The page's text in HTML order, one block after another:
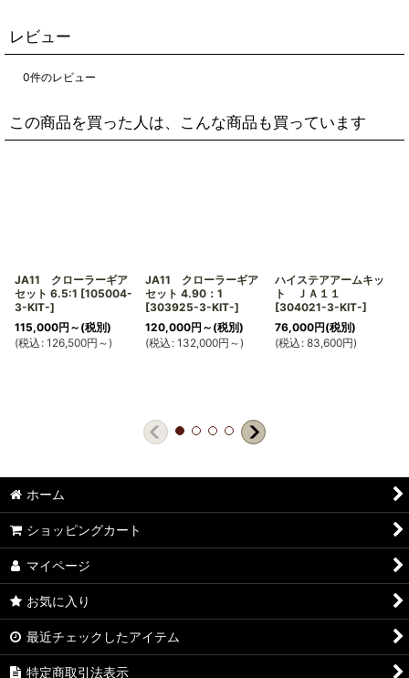
レビュー
0件のレビュー
この商品を買った人は、こんな商品も買っています
JA11 クローラーギア
セット 6.5:1 [105004-
3-KIT-]
115,000円 ～ (税別)
(税込 : 126,500円 ～)
JA11 クローラーギア
セット 4.90：1
[303925-3-KIT-]
120,000円 ～ (税別)
(税込 : 132,000円 ～)
ハイステアアームキッ
ト ＪＡ１１
[304021-3-KIT-]
76,000円(税別)
(税込 : 83,600円)
ホーム
ショッピングカート
マイページ
お気に入り
最近チェックしたアイテム
特定商取引法表示